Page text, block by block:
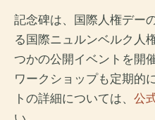
記念碑は、国際人権デー
る国際ニュルンベルク人
つかの公開イベントを開
ワークショップも定期的
トの詳細については、 公